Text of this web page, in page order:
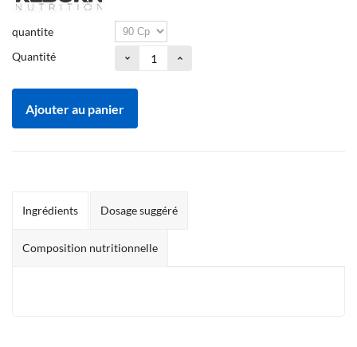
quantite
Quantité
Ajouter au panier
Ingrédients Dosage suggéré
Composition nutritionnelle